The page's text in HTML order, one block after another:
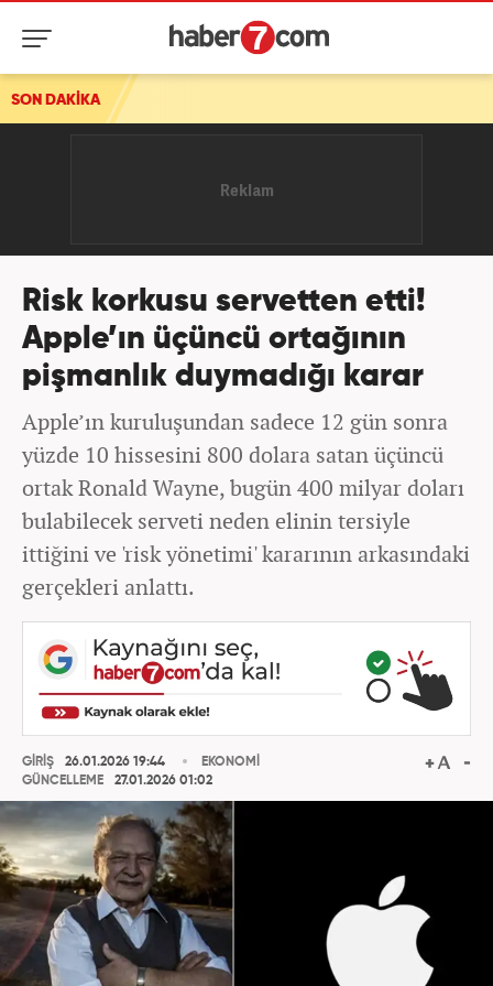
SON DAKİKA
Risk korkusu servetten etti!
Apple’ın üçüncü ortağının
pişmanlık duymadığı karar
Apple’ın kuruluşundan sadece 12 gün sonra
yüzde 10 hissesini 800 dolara satan üçüncü
ortak Ronald Wayne, bugün 400 milyar doları
bulabilecek serveti neden elinin tersiyle
ittiğini ve 'risk yönetimi' kararının arkasındaki
gerçekleri anlattı.
GİRİŞ
26.01.2026 19:44
GÜNCELLEME
27.01.2026 01:02
EKONOMİ